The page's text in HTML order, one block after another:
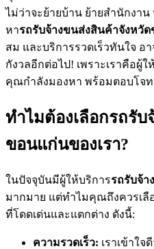
ไม่ว่าจะย้ายบ้าน ย้ายสำนักงา
หารถรับจ้างขนส่งสินค้าจังหวั
สม และบริการรวดเร็วทันใจ อ
กังวลอีกต่อไป! เพราะเราคือผู้
คุณกำลังมองหา พร้อมตอบโจ
ทำไมต้องเลือกรถรั
ขอนแก่นของเรา?
ในปัจจุบันมีผู้ให้บริการรถรับจ้า
มากมาย แต่ทำไมคุณถึงควรเลื
ที่โดดเด่นและแตกต่าง ดังนี้:
ความรวดเร็ว: เราเข้าใจ